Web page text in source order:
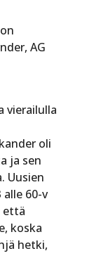
AG
vierailulla
oli
ja sen
Uusien
60-v
että
koska
hetki,